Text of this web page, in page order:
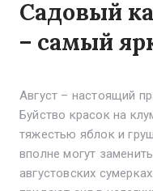
Садовый
– самый
Август – настоящий
Буйство красок на
тяжестью яблок и
вполне могут
августовских